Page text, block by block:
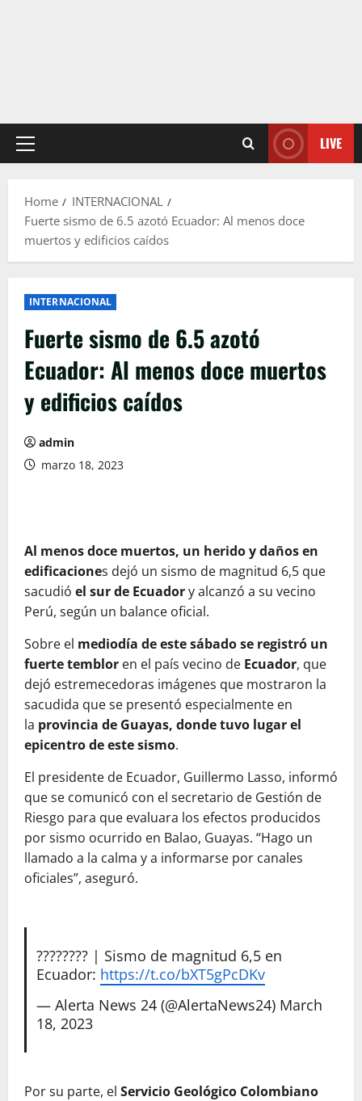
Primary
LIVE
Home
INTERNACIONAL
Fuerte sismo de 6.5 azotó Ecuador: Al menos doce
muertos y edificios caídos
INTERNACIONAL
Fuerte sismo de 6.5 azotó
Ecuador: Al menos doce muertos
y edificios caídos
admin
marzo 18, 2023
Al menos doce muertos, un herido y daños en
edificaciones dejó un sismo de magnitud 6,5 que
sacudió el sur de Ecuadory alcanzó a su vecino
Perú, según un balance oficial.
Sobre el mediodía de este sábado se registró un
fuerte temblor en el país vecino de Ecuador, que
dejó estremecedoras imágenes que mostraron la
sacudida que se presentó especialmente en
la provincia de Guayas, donde tuvo lugar el
epicentro de este sismo.
El presidente de Ecuador, Guillermo Lasso, informó
que se comunicó con el secretario de Gestión de
Riesgo para que evaluara los efectos producidos
por sismo ocurrido en Balao, Guayas. “Hago un
llamado a la calma y a informarse por canales
oficiales”, aseguró.
???????? | Sismo de magnitud 6,5 en
Ecuador: https://t.co/bXT5gPcDKv
— Alerta News 24 (@AlertaNews24) March
18, 2023
Por su parte, el Servicio Geológico Colombiano